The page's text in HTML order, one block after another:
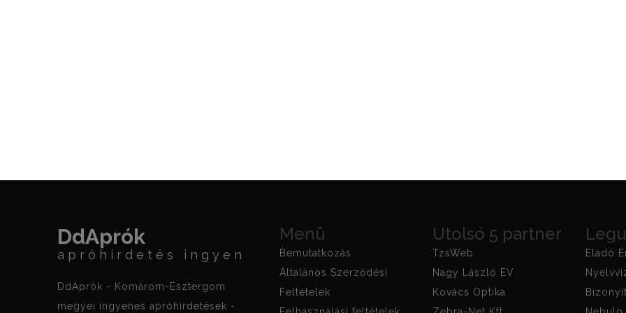
DdAprók
apróhirdetés ingyen
DdAprók - Komárom-Esztergom
megyei ingyenes apróhirdetések -
Menü
Bemutatkozás
Általános Szerződési
Feltételek
Utolsó 5 partner
TzsWeb
Nagy László EV
Kovács Optika
Eladó